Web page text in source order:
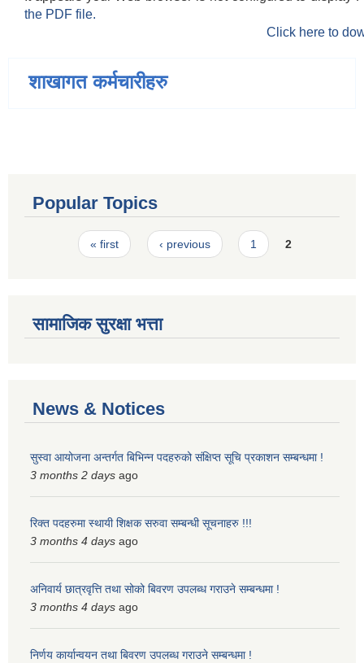
the PDF file.
Click here to
शाखागत कर्मचारीहरु
Popular Topics
Pages« first ‹ previous 1 2
सामाजिक सुरक्षा भत्ता
News & Notices
सुस्वा आयोजना अन्तर्गत बिभिन्न पदहरुको संक्षिप्त सूचि प्रकाशन सम्बन्धमा !
3 months 2 days ago
रिक्त पदहरुमा स्थायी शिक्षक सरुवा सम्बन्धी सूचनाहरु !!!
3 months 4 days ago
अनिवार्य छात्रवृत्ति तथा सोको बिवरण उपलब्ध गराउने सम्बन्धमा !
3 months 4 days ago
निर्णय कार्यान्वयन तथा बिवरण उपलब्ध गराउने सम्बन्धमा !